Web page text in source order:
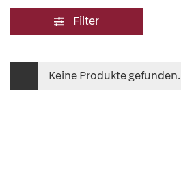
Filter
Keine Produkte gefunden.